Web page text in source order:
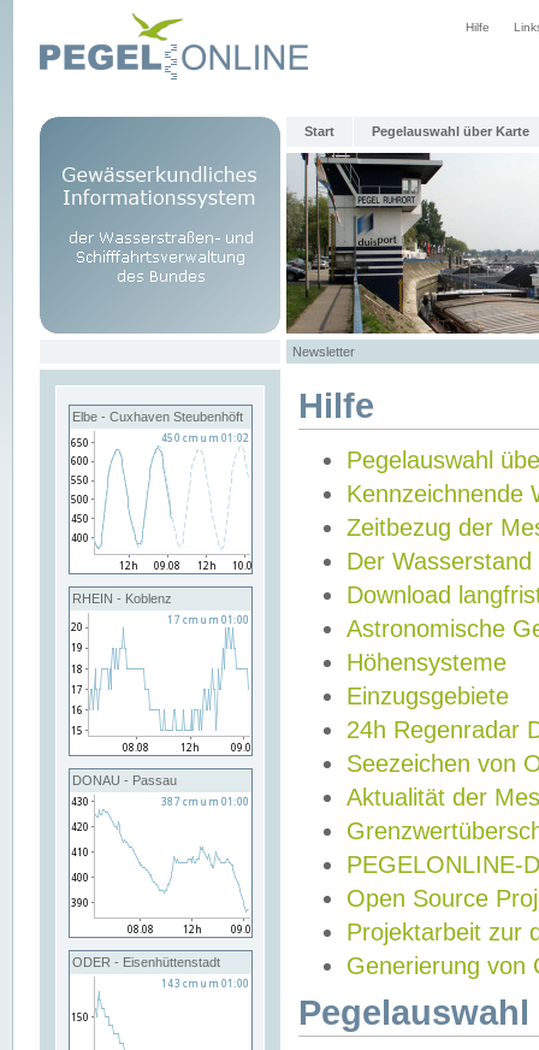
Hilfe
Start Pegelauswahl über Karte
Newsletter
Elbe - Cuxhaven Steubenhöft
RHEIN - Koblenz
DONAU - Passau
ODER - Eisenhüttenstadt
Hilfe
Pegelauswahl
Kennzeichnende
Zeitbezug der
Der Wasserstand
Download
Astronomische
Höhensysteme
Einzugsgebiete
24h Regenradar
Seezeichen von
Aktualität der
PEGELONLINE-
Open Source
Projektarbeit zur
Generierung von